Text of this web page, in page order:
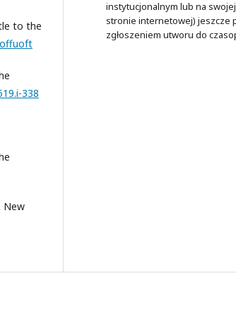
to the
338
New
instytucjonalnym lub na swojej
stronie internetowej) jeszcze
zgłoszeniem utworu do